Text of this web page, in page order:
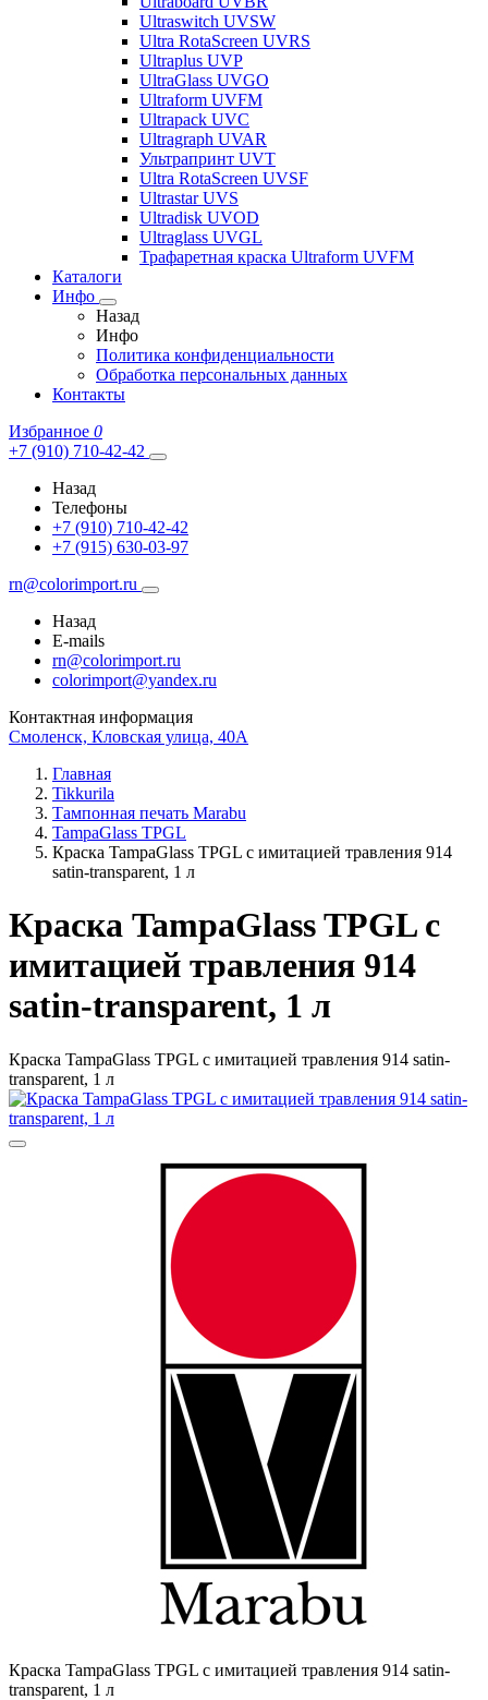
Ultraswitch UVSW
Ultra RotaScreen UVRS
Ultraplus UVP
UltraGlass UVGO
Ultraform UVFM
Ultrapack UVC
Ultragraph UVAR
Ультрапринт UVT
Ultra RotaScreen UVSF
Ultrastar UVS
Ultradisk UVOD
Ultraglass UVGL
Трафаретная краска Ultraform UVFM
Каталоги
Инфо
Назад
Инфо
Политика конфиденциальности
Обработка персональных данных
Контакты
Избранное 0
+7 (910) 710-42-42
Назад
Телефоны
+7 (910) 710-42-42
+7 (915) 630-03-97
rn@colorimport.ru
Назад
E-mails
rn@colorimport.ru
colorimport@yandex.ru
Контактная информация
Смоленск, Кловская улица, 40А
Главная
Tikkurila
Тампонная печать Marabu
TampaGlass TPGL
Краска TampaGlass TPGL с имитацией травления 914
satin-transparent, 1 л
Краска TampaGlass TPGL с
имитацией травления 914
satin-transparent, 1 л
Краска TampaGlass TPGL с имитацией травления 914 satin-
transparent, 1 л
Краска TampaGlass TPGL с имитацией травления 914 satin-
transparent, 1 л